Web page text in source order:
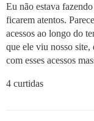
Eu não estava
ficarem atentos.
acessos ao longo do
que ele viu nosso site,
com esses acessos
4 curtidas